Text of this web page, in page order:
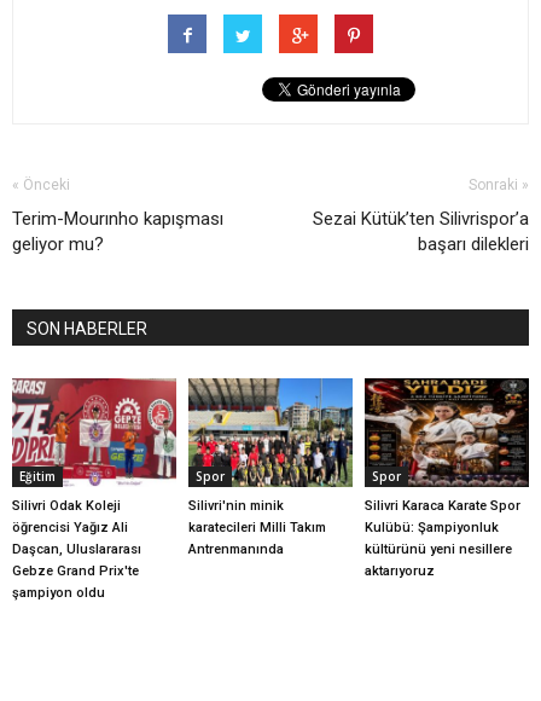
« Önceki
Terim-Mourınho kapışması
geliyor mu?
Sonraki »
Sezai Kütük’ten Silivrispor’a
başarı dilekleri
SON HABERLER
Eğitim
Silivri Odak Koleji
öğrencisi Yağız Ali
Daşcan, Uluslararası
Gebze Grand Prix'te
şampiyon oldu
Spor
Silivri'nin minik
karatecileri Milli Takım
Antrenmanında
Spor
Silivri Karaca Karate Spor
Kulübü: Şampiyonluk
kültürünü yeni nesillere
aktarıyoruz